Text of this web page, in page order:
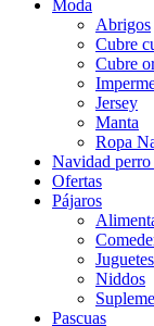
Moda
Abrigos
Cubre
Cubre
Jersey
Manta
Ropa
Navidad
Ofertas
Pájaros
Juguetes
Niddos
Pascuas